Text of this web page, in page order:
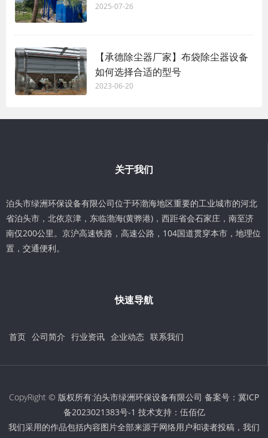
2025-07-26
【承德除尘器厂家】布袋除尘器设备
如何选择合适的型号
2023-06-20
关于我们
泊头市绿洲环保设备有限公司位于环渤海地区重要的工业城市的河北
省泊头市，北依京津，东临渤海(黄骅港)，西距省会石家庄，南至济
南仅200公里。京沪高速铁路，高速公路，104国道贯穿本市，地理位
置，交通便利。
快速导航
首页 公司简介 行业资讯 企业动态 联系我们
CopyRight © 版权所有:泊头市绿洲环保设备有限公司 备案号： 冀ICP
备2023021383号-1 技术支持： 伍佰亿
我们采用的作品包括内容图片全部来源于网络用户和读者投稿，我们